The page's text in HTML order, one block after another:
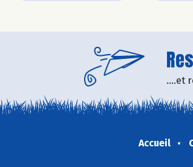
....et
Accueil